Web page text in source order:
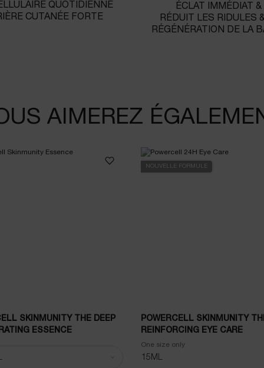
QUOTIDIENNE
CUTANÉE FORTE
ÉCLAT IMMÉDIAT &
RÉDUIT LES RIDULES
RÉGÉNÉRATION DE LA
AIMEREZ
SKINMUNITY THE DEEP
ESSENCE
Skinmunity The Deep Regenerating Essence
NOUVELLE FORMULE
POWERCELL SKINMUNITY
REINFORCING EYE CARE
One size only
15ML